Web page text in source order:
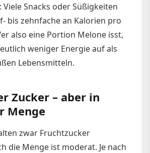
Viele Snacks oder Süßigkeiten
bis zehnfache an Kalorien pro
also eine Portion Melone isst,
weniger Energie auf als
Lebensmitteln.
Zucker – aber in
Menge
zwar Fruchtzucker
die Menge ist moderat. Je nach